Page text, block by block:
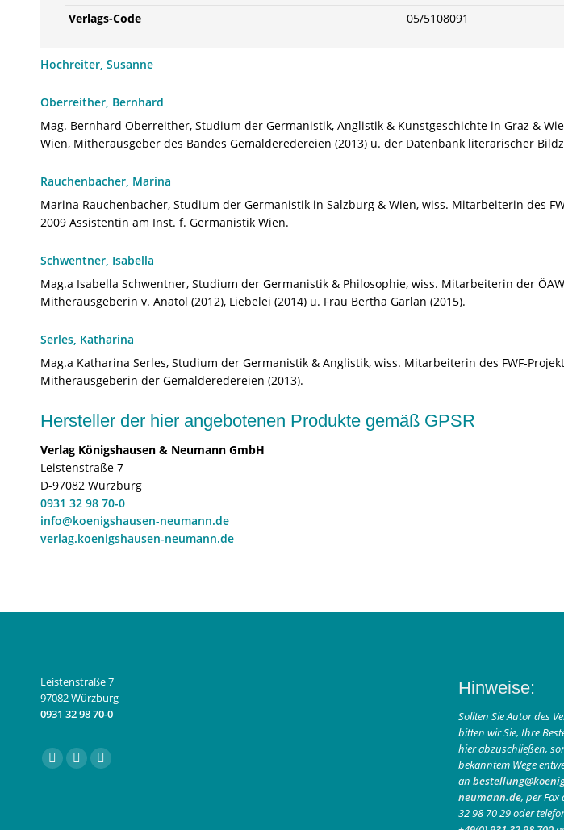
Verlags-Code
05/5108091
Hochreiter, Susanne
Oberreither, Bernhard
Mag. Bernhard Oberreither, Studium der Germanistik, Anglistik & Kunstgeschichte in Graz &
Wien, Mitherausgeber des Bandes Gemälderedereien (2013) u. der Datenbank literarischer
Rauchenbacher, Marina
Marina Rauchenbacher, Studium der Germanistik in Salzburg & Wien, wiss. Mitarbeiterin des
2009 Assistentin am Inst. f. Germanistik Wien.
Schwentner, Isabella
Mag.a Isabella Schwentner, Studium der Germanistik & Philosophie, wiss. Mitarbeiterin der
Mitherausgeberin v. Anatol (2012), Liebelei (2014) u. Frau Bertha Garlan (2015).
Serles, Katharina
Mag.a Katharina Serles, Studium der Germanistik & Anglistik, wiss. Mitarbeiterin des FWF-
Mitherausgeberin der Gemälderedereien (2013).
Hersteller der hier angebotenen Produkte gemäß GPSR
Verlag Königshausen & Neumann GmbH
Leistenstraße 7
D-97082 Würzburg
0931 32 98 70-0
info@koenigshausen-neumann.de
verlag.koenigshausen-neumann.de
Leistenstraße 7
97082 Würzburg
0931 32 98 70-0
Finden Sie uns auf:
FacebookInstagram
E-
Hinweise:
Sollten Sie Autor des
bitten wir Sie, Ihre
hier abzuschließen,
bekanntem Wege
an
neumann.de, per Fax
32 98 70 29 oder